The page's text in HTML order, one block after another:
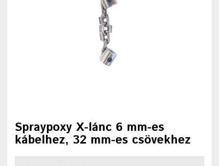
Spraypoxy X-lánc 6 mm-es
kábelhez, 32 mm-es csövekhez